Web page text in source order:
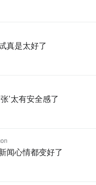
真是太好了
’太有安全感了
闻心情都变好了